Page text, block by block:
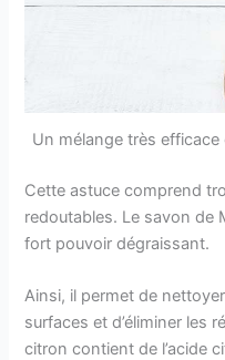
Un mélange très efficace
Cette astuce comprend
redoutables. Le savon de
fort pouvoir dégraissant.
Ainsi, il permet de
surfaces et d’éliminer les
citron contient de l’acide